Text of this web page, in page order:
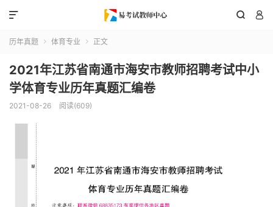
 

历年真题  体育专业  正文
2021年江苏省南通市海安市教师招聘考试中小
学体育专业历年真题汇编卷
2021-08-26 阅读(609)